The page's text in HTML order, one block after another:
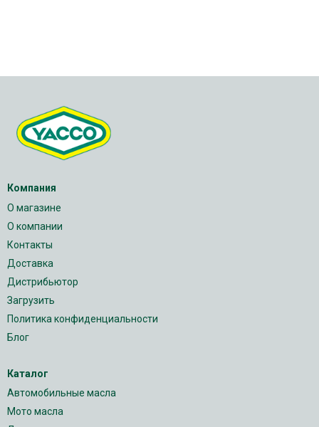
Компания
О магазине
О компании
Контакты
Доставка
Дистрибьютор
Загрузить
Политика конфиденциальности
Блог
Каталог
Автомобильные масла
Мото масла